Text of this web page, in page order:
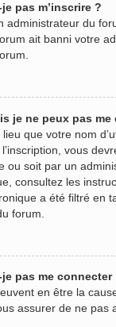
pas m’inscrire ?
administrateur du
ait banni votre
je ne peux pas me
que votre nom
vous
ou soit par un
consultez les
a été filtré en
forum.
pas me connecter
en être la
assurer de ne pas